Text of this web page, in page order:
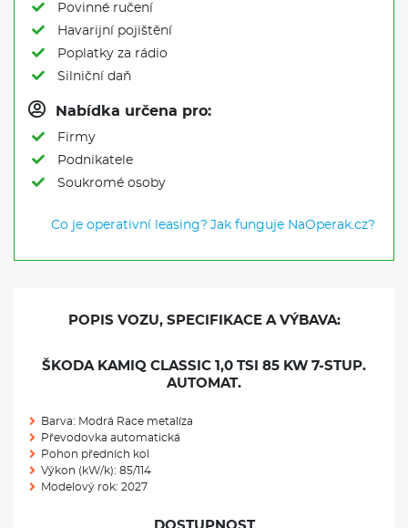
Povinné ručení
Havarijní pojištění
Poplatky za rádio
Silniční daň
Nabídka určena pro:
Firmy
Podnikatele
Soukromé osoby
Co je operativní leasing? Jak funguje NaOperak.cz?
POPIS VOZU, SPECIFIKACE A VÝBAVA:
ŠKODA KAMIQ CLASSIC 1,0 TSI 85 KW 7-STUP.
AUTOMAT.
Barva: Modrá Race metalíza
Převodovka automatická
Pohon předních kol
Výkon (kW/k): 85/114
Modelový rok: 2027